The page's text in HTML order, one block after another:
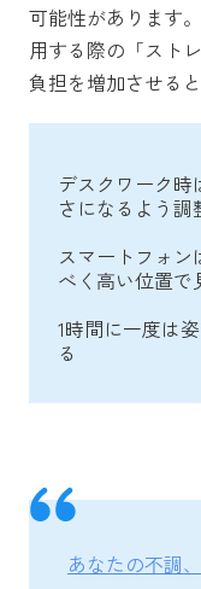
可能性があります
用する際の「スト
負担を増加させる
デスクワーク
さになるよう調
スマートフォン
べく高い位置で
1時間に一度は
る
あなたの不調